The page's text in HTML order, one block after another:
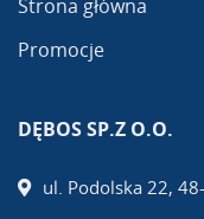
Strona główna
Promocje
DĘBOS SP.Z O.O.
ul. Podolska 22,